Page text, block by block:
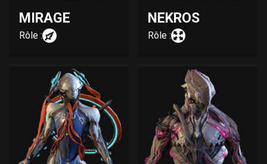
MIRAGE
Rôle :
NEKROS
Rôle :